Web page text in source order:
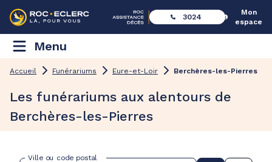
3024
Mon
espace
Menu
Accueil Funérariums Eure-et-Loir Berchères-les-Pierres
Les funérariums aux alentours de
Berchères-les-Pierres
Ville ou code postal